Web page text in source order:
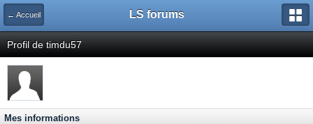
← Accueil LS forums
Profil de timdu57
Mes informations